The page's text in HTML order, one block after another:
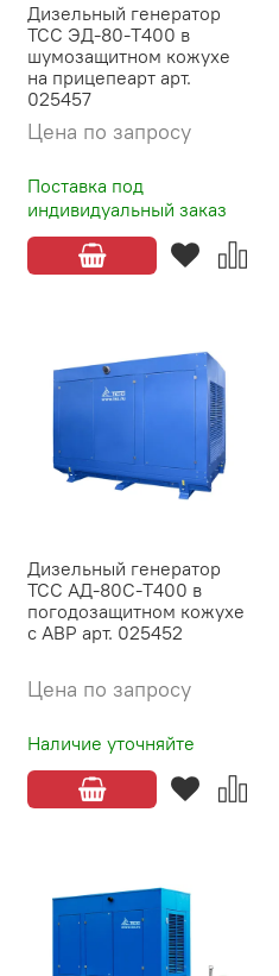
Дизельный генератор
ТСС ЭД-80-Т400 в
шумозащитном кожухе
на прицепеарт арт.
025457
Поставка под
индивидуальный заказ
Цена по запросу
Дизельный генератор
ТСС АД-80С-Т400 в
погодозащитном кожухе
с АВР арт. 025452
Наличие уточняйте
Цена по запросу